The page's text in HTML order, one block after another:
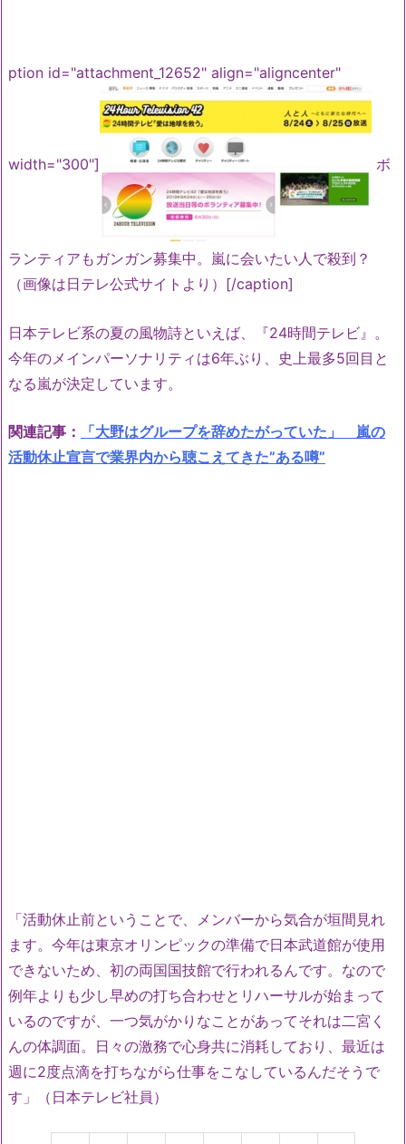
ption id="attachment_12652" align="aligncenter"
width="300"] ボ
ランティアもガンガン募集中。嵐に会いたい人で殺到？
（画像は日テレ公式サイトより）[/caption]
日本テレビ系の夏の風物詩といえば、『24時間テレビ』。
今年のメインパーソナリティは6年ぶり、史上最多5回目と
なる嵐が決定しています。
関連記事：
「大野はグループを辞めたがっていた」 嵐の
活動休止宣言で業界内から聴こえてきた”ある噂”
「活動休止前ということで、メンバーから気合が垣間見れ
ます。今年は東京オリンピックの準備で日本武道館が使用
できないため、初の両国国技館で行われるんです。なので
例年よりも少し早めの打ち合わせとリハーサルが始まって
いるのですが、一つ気がかりなことがあってそれは二宮く
んの体調面。日々の激務で心身共に消耗しており、最近は
週に2度点滴を打ちながら仕事をこなしているんだそうで
す」（日本テレビ社員）